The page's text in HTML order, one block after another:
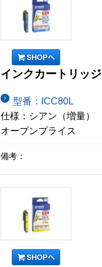
インクカートリッジ
型番：ICC80L
仕様：シアン（増量）
オープンプライス
備考：